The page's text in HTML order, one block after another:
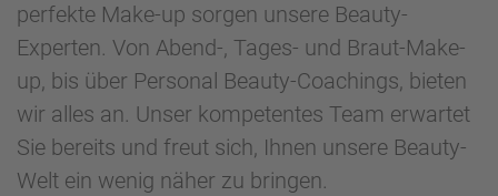
perfekte Make-up sorgen unsere Beauty-
Experten. Von Abend-, Tages- und Braut-Make-
up, bis über Personal Beauty-Coachings, bieten
wir alles an. Unser kompetentes Team erwartet
Sie bereits und freut sich, Ihnen unsere Beauty-
Welt ein wenig näher zu bringen.